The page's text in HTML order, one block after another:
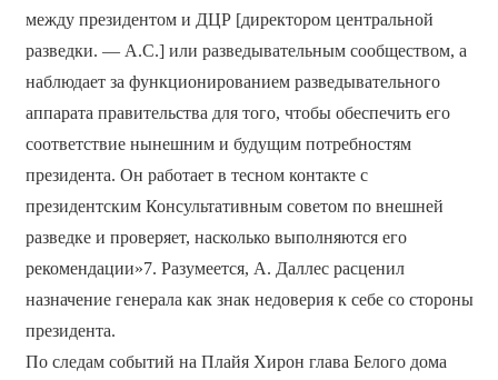
между президентом и ДЦР [директором центральной
разведки. — А.С.] или разведывательным сообществом, а
наблюдает за функционированием разведывательного
аппарата правительства для того, чтобы обеспечить его
соответствие нынешним и будущим потребностям
президента. Он работает в тесном контакте с
президентским Консультативным советом по внешней
разведке и проверяет, насколько выполняются его
рекомендации»7. Разумеется, А. Даллес расценил
назначение генерала как знак недоверия к себе со стороны
президента.
По следам событий на Плайя Хирон глава Белого дома